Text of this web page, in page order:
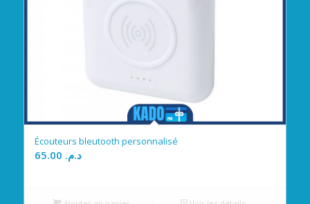
Écouteurs bleutooth personnalisé
د.م.